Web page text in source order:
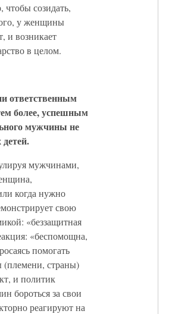
созидать,
у женщины
и возникает
в целом.
ответственным
более, успешным
мужчины не
мужчинами,
когда нужно
свою
«беззащитная
«беспомощна,
помогать
(племени, страны)
и политик
бороться за свои
реагируют на